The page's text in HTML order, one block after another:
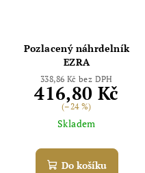
Pozlacený náhrdelník
EZRA
338,86 Kč bez DPH
416,80 Kč
(–24 %)
Skladem
Do košíku